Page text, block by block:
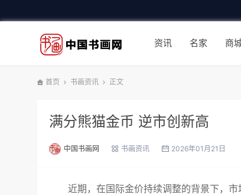
资讯 名家 商
首页 书画资讯 正文
满分熊猫金币 逆市创新高
中国书画网 书画资讯 2026年01月21日
近期，在国际金价持续调整的背景下，市